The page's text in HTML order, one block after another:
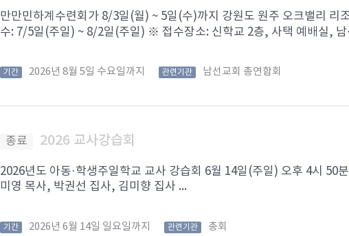
만만민하계수련회가 8/3일(월) ~ 5일(수)까지 강원도 원주 오크밸리
수: 7/5일(주일) ~ 8/2일(주일) ※ 접수장소: 신학교 2층, 사택 예배실, 남
기간 2026년 8월 5일 수요일까지 관련기관 남선교회 총연합회
종료 2026 교사강습회
2026년도 아동·학생주일학교 교사 강습회 6월 14일(주일) 오후 4시 50
미영 목사, 박권선 집사, 김미향 집사 ...
기간 2026년 6월 14일 일요일까지 관련기관 총회